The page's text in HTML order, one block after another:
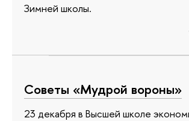
Зимней школы.
Советы «Мудрой вороны»
23 декабря в Высшей школе